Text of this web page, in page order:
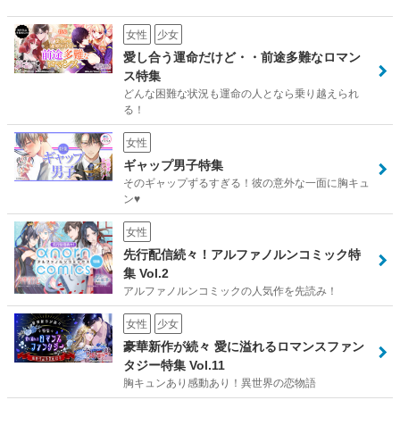
女性 少女
愛し合う運命だけど・・前途多難なロマン
ス特集
どんな困難な状況も運命の人となら乗り越えられ
る！
女性
ギャップ男子特集
そのギャップずるすぎる！彼の意外な一面に胸キュ
ン♥
女性
先行配信続々！アルファノルンコミック特
集 Vol.2
アルファノルンコミックの人気作を先読み！
女性 少女
豪華新作が続々 愛に溢れるロマンスファン
タジー特集 Vol.11
胸キュンあり感動あり！異世界の恋物語